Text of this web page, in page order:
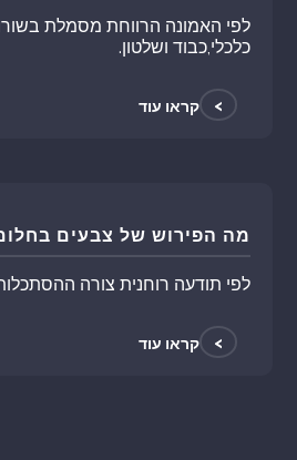
לפי האמונה הרווחת מסמלת
כלכלי,כבוד ושלטון.
> קראו עוד
מה הפירוש של צבעים
לפי תודעה רוחנית צורה
> קראו עוד